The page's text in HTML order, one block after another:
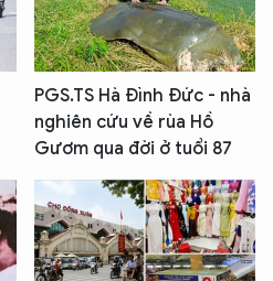
PGS.TS Hà Đình Đức - nhà
nghiên cứu về rùa Hồ
Gươm qua đời ở tuổi 87